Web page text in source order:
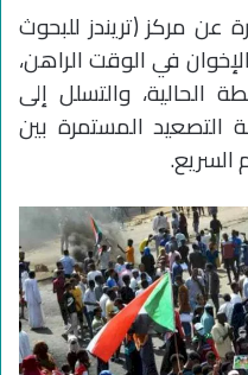
مركز (تريندز للبحوث
في الوقت الراهن،
الحالية، والتسلل إلى
المستمرة بين